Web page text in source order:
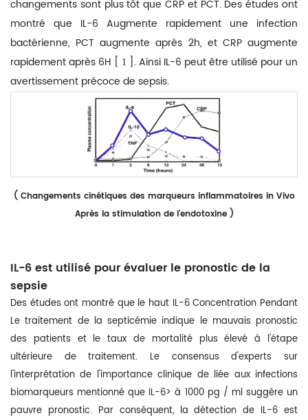
changements sont plus tôt que CRP et PCT. Des études ont
montré que IL-6 Augmente rapidement une infection
bactérienne, PCT augmente après 2h, et CRP augmente
rapidement après 6H [ 1 ]. Ainsi IL-6 peut être utilisé pour un
avertissement précoce de sepsis.
( Changements cinétiques des marqueurs inflammatoires in Vivo
Après la stimulation de l'endotoxine)
IL-6 est utilisé pour évaluer le pronostic de la
sepsie
Des études ont montré que le haut IL-6 Concentration Pendant
Le traitement de la septicémie indique le mauvais pronostic
des patients et le taux de mortalité plus élevé à l'étape
ultérieure de traitement. Le consensus d'experts sur
l'interprétation de l'importance clinique de liée aux infections
biomarqueurs mentionné que IL-6> à 1000 pg / ml suggère un
pauvre pronostic. Par conséquent, la détection de IL-6 est